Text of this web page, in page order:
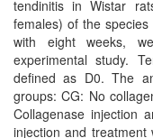
tendinitis in Wistar
females) of the
with eight weeks,
experimental study.
defined as D0. The
groups: CG: No
Collagenase injection
injection and treatment